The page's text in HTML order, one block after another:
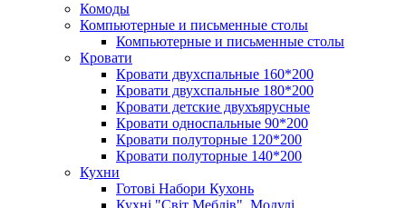
Комоды
Компьютерные и письменные столы
Компьютерные и письменные столы
Кровати
Кровати двухспальные 160*200
Кровати двухспальные 180*200
Кровати детские двухъярусные
Кровати односпальные 90*200
Кровати полуторные 120*200
Кровати полуторные 140*200
Кухни
Готові Набори Кухонь